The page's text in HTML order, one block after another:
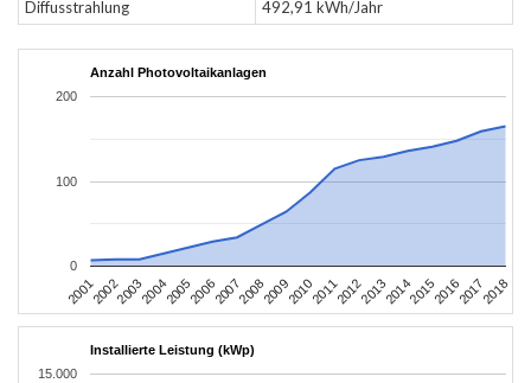
Diffusstrahlung
492,91 kWh/Jahr
Anzahl Photovoltaikanlagen
200120022003200420052006200720082009201020112012201320142015201620172018
0
100
200
Installierte Leistung (kWp)
15.000